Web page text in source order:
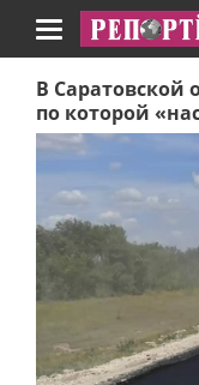
Навигация
В Саратовской
по которой